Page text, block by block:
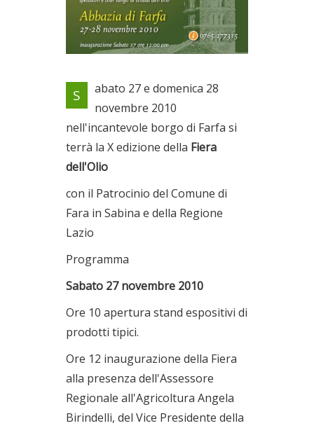
Locandina evento
Dal 27/11/2010 al
28/11/2010
S
abato 27 e domenica 28
novembre 2010
nell'incantevole borgo di Farfa si
terrà la X edizione della Fiera
dell'Olio
con il Patrocinio del Comune di
Fara in Sabina e della Regione
Lazio
Programma
Sabato 27 novembre 2010
Ore 10 apertura stand espositivi di
prodotti tipici.
Ore 12 inaugurazione della Fiera
alla presenza dell'Assessore
Regionale all'Agricoltura Angela
Birindelli, del Vice Presidente della